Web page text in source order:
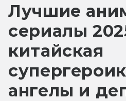
Лучшие
сериалы
китайская
ангелы и